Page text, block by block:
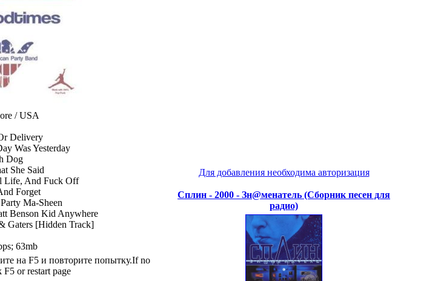
/ USA
Delivery
Was Yesterday
Dog
She Said
Life, And Fuck Off
Forget
Ma-Sheen
Benson Kid Anywhere
Gaters [Hidden Track]
63mb
на F5 и повторите попытку.If no
or restart page
Для добавления необходима авторизация
Сплин - 2000 - Зн@менатель (Сборник песен для
радио)